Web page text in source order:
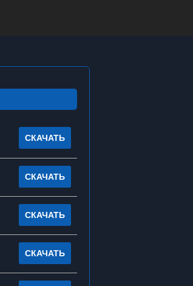
СКАЧАТЬ
СКАЧАТЬ
СКАЧАТЬ
СКАЧАТЬ